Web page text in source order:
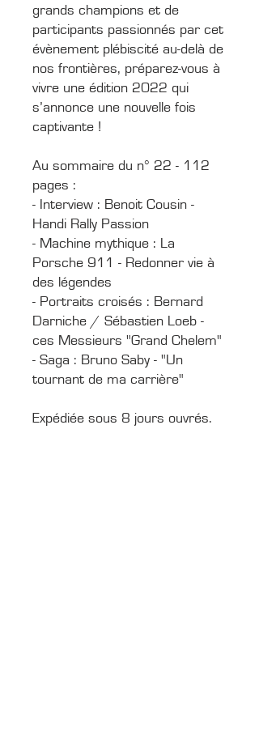
grands champions et de
participants passionnés par cet
évènement plébiscité au-delà de
nos frontières, préparez-vous à
vivre une édition 2022 qui
s’annonce une nouvelle fois
captivante !
Au sommaire du n° 22 - 112
pages :
- Interview : Benoit Cousin -
Handi Rally Passion
- Machine mythique : La
Porsche 911 - Redonner vie à
des légendes
- Portraits croisés : Bernard
Darniche / Sébastien Loeb -
ces Messieurs "Grand Chelem"
- Saga : Bruno Saby - "Un
tournant de ma carrière"
Expédiée sous 8 jours ouvrés.